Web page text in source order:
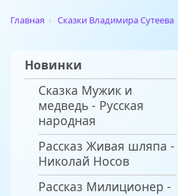
Главная › Сказки Владимира Сутеева
Новинки
Сказка Мужик и
медведь - Русская
народная
Рассказ Живая шляпа -
Николай Носов
Рассказ Милиционер -